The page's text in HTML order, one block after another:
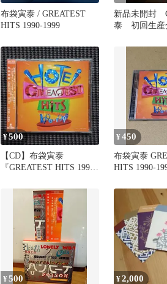
布袋寅泰 / GREATEST
HITS 1990-1999
新品未開封
泰 初回生
¥500
【CD】布袋寅泰
『GREATEST HITS 1990-
¥450
布袋寅泰
HITS 1990-
¥500 ¥2,000